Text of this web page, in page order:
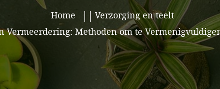
Home
Verzorging en teelt
Vermeerdering: Methoden om te